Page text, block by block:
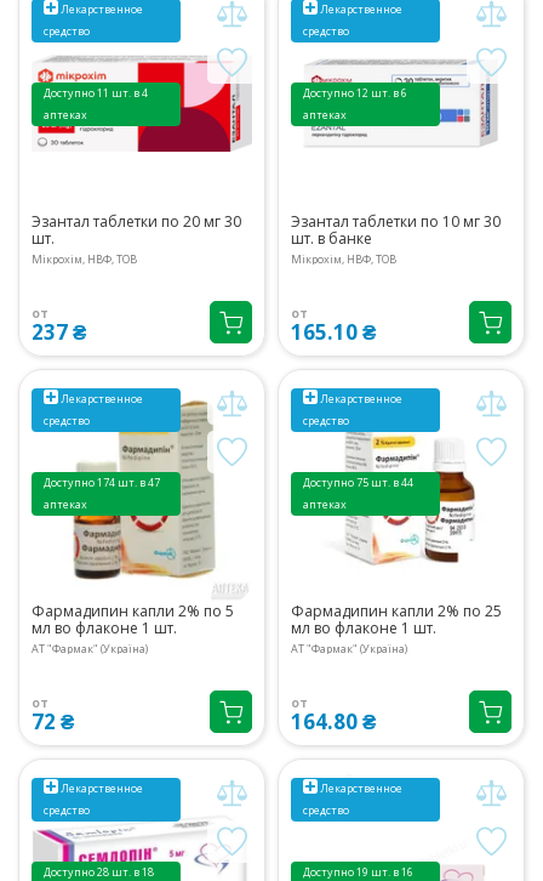
Лекарственное
средство
Доступно 11 шт. в 4
аптеках
Эзантал таблетки по 20 мг 30
шт.
Мікрохім, НВФ, ТОВ
от
237 ₴
Лекарственное
средство
Доступно 12 шт. в 6
аптеках
Эзантал таблетки по 10 мг 30
шт. в банке
Мікрохім, НВФ, ТОВ
от
165.10 ₴
Лекарственное
средство
Доступно 174 шт. в 47
аптеках
Фармадипин капли 2% по 5
мл во флаконе 1 шт.
АТ "Фармак" (Україна)
от
72 ₴
Лекарственное
средство
Доступно 75 шт. в 44
аптеках
Фармадипин капли 2% по 25
мл во флаконе 1 шт.
АТ "Фармак" (Україна)
от
164.80 ₴
Лекарственное
средство
Доступно 28 шт. в 18
Лекарственное
средство
Доступно 19 шт. в 16